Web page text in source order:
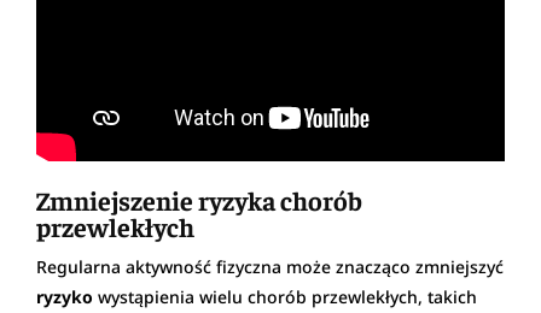
Zmniejszenie ryzyka chorób
przewlekłych
Regularna aktywność fizyczna może znacząco zmniejszyć
ryzyko wystąpienia wielu chorób przewlekłych, takich